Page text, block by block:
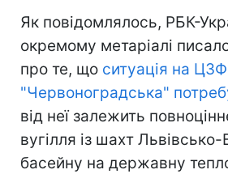
Як повідомлялось, РБК-
окремому метаріалі
про те, що ситуація на ЦЗФ
"Червоноградська"
від неї залежить
вугілля із шахт
басейну на державну